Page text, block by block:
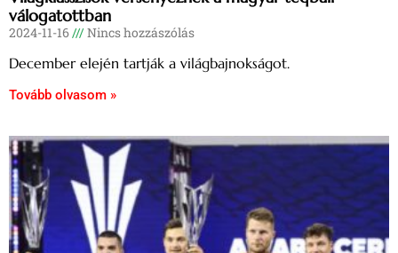
válogatottban
2024-11-16 Nincs hozzászólás
December elején tartják a világbajnokságot.
Tovább olvasom »